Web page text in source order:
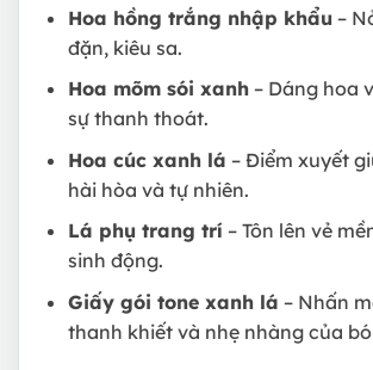
Hoa hồng trắng nhập khẩu–
đặn, kiêu sa.
Hoa mõm sói xanh– Dáng hoa
sự thanh thoát.
Hoa cúc xanh lá – Điểm xuyết
hài hòa và tự nhiên.
Lá phụ trang trí – Tôn lên vẻ
sinh động.
Giấy gói tone xanh lá – Nhấn
thanh khiết và nhẹ nhàng của